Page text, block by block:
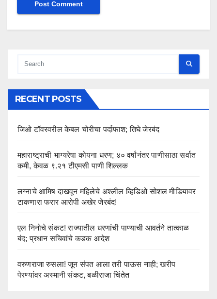
RECENT POSTS
जिओ टॉवरवरील केबल चोरीचा पर्दाफाश; तिघे जेरबंद
महाराष्ट्राची भाग्यरेषा कोयना धरण; ४० वर्षांनंतर पाणीसाठा सर्वात
कमी, केवळ ९.२१ टीएमसी पाणी शिल्लक
लग्नाचे आमिष दाखवून महिलेचे अश्लील व्हिडिओ सोशल मीडियावर
टाकणारा फरार आरोपी अखेर जेरबंद!
एल निनोचे संकट! राज्यातील धरणांची पाण्याची आवर्तने तात्काळ
बंद; प्रधान सचिवांचे कडक आदेश
वरुणराजा रुसला! जून संपत आला तरी पाऊस नाही; खरीप
पेरण्यांवर अस्मानी संकट, बळीराजा चिंतेत